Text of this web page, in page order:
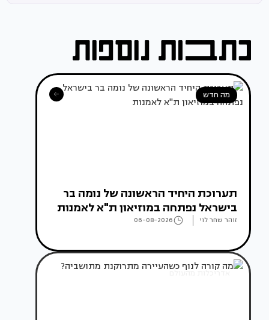
מה חדש
תערוכת היחיד הראשונה של נומה בר
בישראל נפתחה במוזיאון ת"א לאמנות
זוהר שחר לוי 06-08-2026
אדריכלות מהעולם